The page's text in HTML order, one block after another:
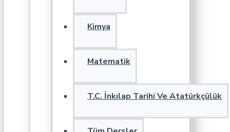
Kimya
Matematik
T.C. İnkılap Tarihi Ve Atatürkçülük